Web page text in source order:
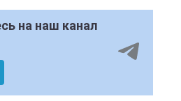
на наш канал